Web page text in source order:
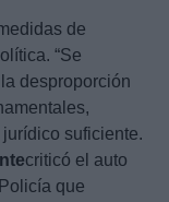
de
“Se
desproporción
suficiente.
criticó el auto
que